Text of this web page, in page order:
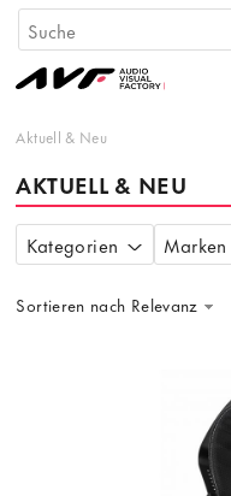
Aktuell & Neu
AKTUELL & NEU
Kategorien Marken
Sortieren nach Relevanz